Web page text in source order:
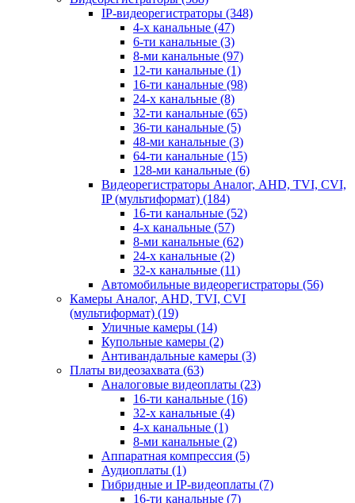
IP-видеорегистраторы (348)
4-х канальные (47)
6-ти канальные (3)
8-ми канальные (97)
12-ти канальные (1)
16-ти канальные (98)
24-х канальные (8)
32-ти канальные (65)
36-ти канальные (5)
48-ми канальные (3)
64-ти канальные (15)
128-ми канальные (6)
Видеорегистраторы Аналог, AHD, TVI, CVI,
IP (мультиформат) (184)
16-ти канальные (52)
4-х канальные (57)
8-ми канальные (62)
24-х канальные (2)
32-х канальные (11)
Автомобильные видеорегистраторы (56)
Камеры Аналог, AHD, TVI, CVI
(мультиформат) (19)
Уличные камеры (14)
Купольные камеры (2)
Антивандальные камеры (3)
Платы видеозахвата (63)
Аналоговые видеоплаты (23)
16-ти канальные (16)
32-х канальные (4)
4-х канальные (1)
8-ми канальные (2)
Аппаратная компрессия (5)
Аудиоплаты (1)
Гибридные и IP-видеоплаты (7)
16-ти канальные (7)